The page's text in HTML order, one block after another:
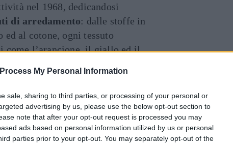
My Personal Information
sale, sharing to third parties, or processing of your personal or
advertising by us, please use the below opt-out section to
note that after your opt-out request is processed you may
ads based on personal information utilized by us or personal
parties prior to your opt-out. You may separately opt-out of the
nel 1968, dedicandosi
di arredamento: dalle stoffe in
al cotone, ogni tessuto
come l’arancione, il giallo ed il
paisley, poi, cambiò il modo di
stesso Gimmo.
la pubblicità Articolia tema